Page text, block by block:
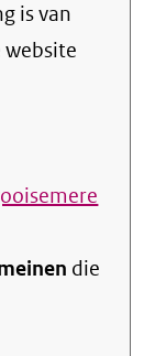
is van
website
die